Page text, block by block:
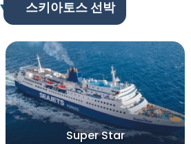
스키아토스 선박
Super Star